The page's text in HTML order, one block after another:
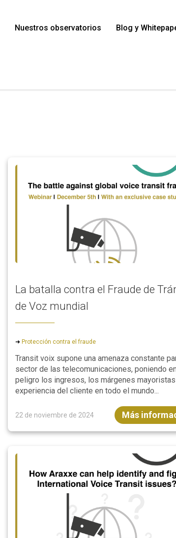
Nuestros observatorios Blog y
La batalla contra el Fraude de
de Voz mundial
➜ Protección contra el fraude
Transit voix supone una amenaza constante
sector de las telecomunicaciones, poniendo
peligro los ingresos, los márgenes
experiencia del cliente en todo el mundo...
22 de noviembre de 2024 Más